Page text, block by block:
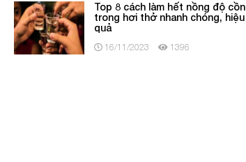
Top 8 cách làm hết nồng độ cồn
trong hơi thở nhanh chóng, hiệu
quả
16/11/2023 1396